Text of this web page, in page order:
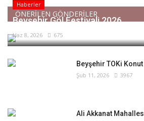
ÖNERİLEN GÖNDERİLER
Haberler
Beyşehir Göl Festivali 2026
Haz 8, 2026 675
Beyşehir TOKi
Şub 11, 2026 3967
Ali Akkanat